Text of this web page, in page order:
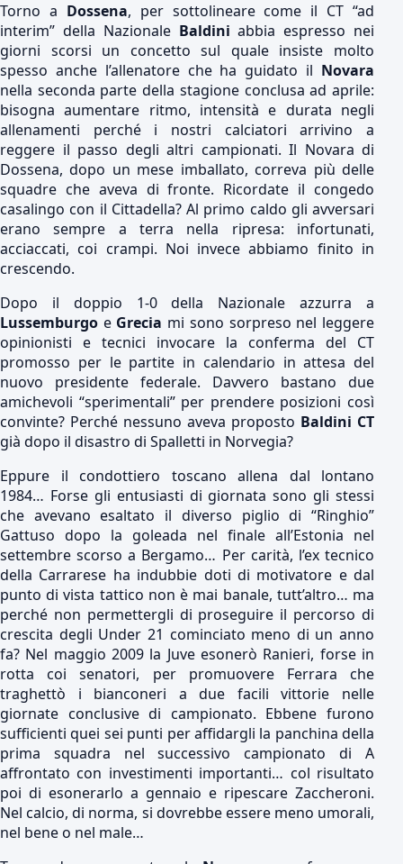
Torno a Dossena, per sottolineare come il CT “ad
interim” della Nazionale Baldini abbia espresso nei
giorni scorsi un concetto sul quale insiste molto
spesso anche l’allenatore che ha guidato il Novara
nella seconda parte della stagione conclusa ad aprile:
bisogna aumentare ritmo, intensità e durata negli
allenamenti perché i nostri calciatori arrivino a
reggere il passo degli altri campionati. Il Novara di
Dossena, dopo un mese imballato, correva più delle
squadre che aveva di fronte. Ricordate il congedo
casalingo con il Cittadella? Al primo caldo gli avversari
erano sempre a terra nella ripresa: infortunati,
acciaccati, coi crampi. Noi invece abbiamo finito in
crescendo.
Dopo il doppio 1-0 della Nazionale azzurra a
Lussemburgo e Grecia mi sono sorpreso nel leggere
opinionisti e tecnici invocare la conferma del CT
promosso per le partite in calendario in attesa del
nuovo presidente federale. Davvero bastano due
amichevoli “sperimentali” per prendere posizioni così
convinte? Perché nessuno aveva proposto Baldini CT
già dopo il disastro di Spalletti in Norvegia?
Eppure il condottiero toscano allena dal lontano
1984… Forse gli entusiasti di giornata sono gli stessi
che avevano esaltato il diverso piglio di “Ringhio”
Gattuso dopo la goleada nel finale all’Estonia nel
settembre scorso a Bergamo… Per carità, l’ex tecnico
della Carrarese ha indubbie doti di motivatore e dal
punto di vista tattico non è mai banale, tutt’altro… ma
perché non permettergli di proseguire il percorso di
crescita degli Under 21 cominciato meno di un anno
fa? Nel maggio 2009 la Juve esonerò Ranieri, forse in
rotta coi senatori, per promuovere Ferrara che
traghettò i bianconeri a due facili vittorie nelle
giornate conclusive di campionato. Ebbene furono
sufficienti quei sei punti per affidargli la panchina della
prima squadra nel successivo campionato di A
affrontato con investimenti importanti… col risultato
poi di esonerarlo a gennaio e ripescare Zaccheroni.
Nel calcio, di norma, si dovrebbe essere meno umorali,
nel bene o nel male…